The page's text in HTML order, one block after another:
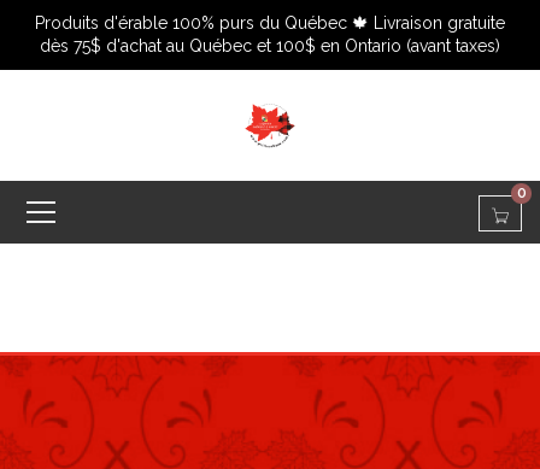
Produits d'érable 100% purs du Québec 🍁 Livraison gratuite
dès 75$ d'achat au Québec et 100$ en Ontario (avant taxes)
0